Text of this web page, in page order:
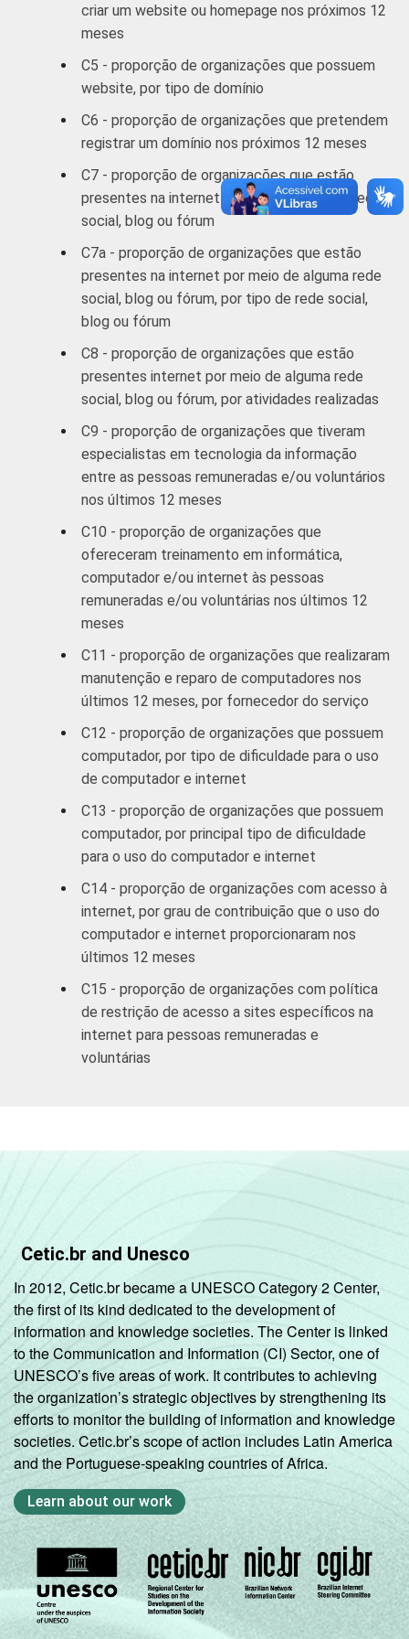
criar um website ou homepage nos próximos 12
meses
C5 - proporção de organizações que possuem
website, por tipo de domínio
C6 - proporção de organizações que pretendem
registrar um domínio nos próximos 12 meses
C7 - proporção de organizações que estão
presentes na internet por meio de alguma rede
social, blog ou fórum
C7a - proporção de organizações que estão
presentes na internet por meio de alguma rede
social, blog ou fórum, por tipo de rede social,
blog ou fórum
C8 - proporção de organizações que estão
presentes internet por meio de alguma rede
social, blog ou fórum, por atividades realizadas
C9 - proporção de organizações que tiveram
especialistas em tecnologia da informação
entre as pessoas remuneradas e/ou voluntários
nos últimos 12 meses
C10 - proporção de organizações que
ofereceram treinamento em informática,
computador e/ou internet às pessoas
remuneradas e/ou voluntárias nos últimos 12
meses
C11 - proporção de organizações que realizaram
manutenção e reparo de computadores nos
últimos 12 meses, por fornecedor do serviço
C12 - proporção de organizações que possuem
computador, por tipo de dificuldade para o uso
de computador e internet
C13 - proporção de organizações que possuem
computador, por principal tipo de dificuldade
para o uso do computador e internet
C14 - proporção de organizações com acesso à
internet, por grau de contribuição que o uso do
computador e internet proporcionaram nos
últimos 12 meses
C15 - proporção de organizações com política
de restrição de acesso a sites específicos na
internet para pessoas remuneradas e
voluntárias
Cetic.br and Unesco
In 2012, Cetic.br became a UNESCO Category 2 Center,
the first of its kind dedicated to the development of
information and knowledge societies. The Center is linked
to the Communication and Information (CI) Sector, one of
UNESCO’s five areas of work. It contributes to achieving
the organization’s strategic objectives by strengthening its
efforts to monitor the building of information and knowledge
societies. Cetic.br’s scope of action includes Latin America
and the Portuguese-speaking countries of Africa.
Learn about our work